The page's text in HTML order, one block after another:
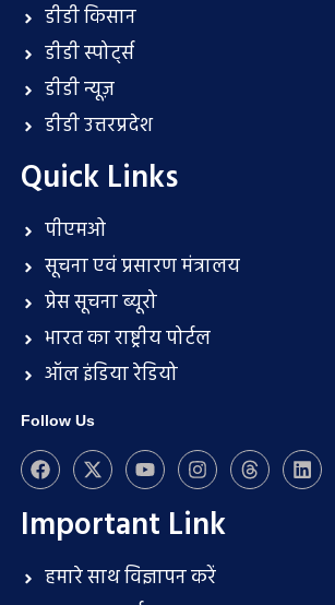
डीडी किसान
डीडी स्पोर्ट्स
डीडी न्यूज़
डीडी उत्तरप्रदेश
Quick Links
पीएमओ
सूचना एवं प्रसारण मंत्रालय
प्रेस सूचना ब्यूरो
भारत का राष्ट्रीय पोर्टल
ऑल इंडिया रेडियो
Follow Us
Important Link
हमारे साथ विज्ञापन करें